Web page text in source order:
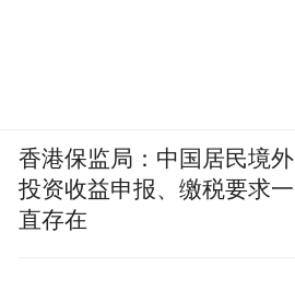
香港保监局：中国居民境外
投资收益申报、缴税要求一
直存在